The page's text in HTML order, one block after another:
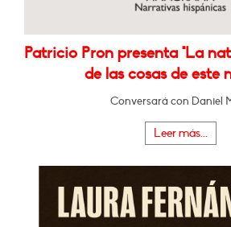
Patricio Pron presenta "La
de las cosas de este
Conversará con Daniel
Leer más...